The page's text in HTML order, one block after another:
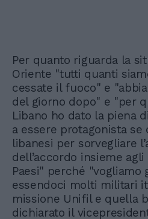
Per quanto riguarda la
Oriente "tutti quanti
cessate il fuoco" e
del giorno dopo" e "per
Libano ho dato la piena
a essere protagonista se
libanesi per sorvegliare
dell’accordo insieme
Paesi" perché "vogliamo
essendoci molti militari
missione Unifil e quella
dichiarato il